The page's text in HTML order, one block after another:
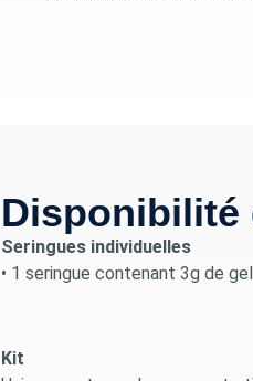
Disponibilité
Seringues individuelles
• 1 seringue contenant 3g de
Kit